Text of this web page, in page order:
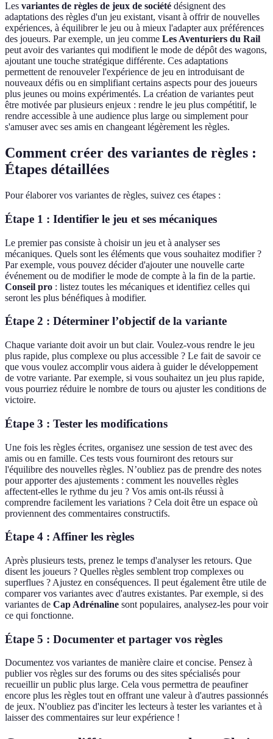
Les variantes de règles de jeux de société désignent des
adaptations des règles d'un jeu existant, visant à offrir de nouvelles
expériences, à équilibrer le jeu ou à mieux l'adapter aux préférences
des joueurs. Par exemple, un jeu comme Les Aventuriers du Rail
peut avoir des variantes qui modifient le mode de dépôt des wagons,
ajoutant une touche stratégique différente. Ces adaptations
permettent de renouveler l'expérience de jeu en introduisant de
nouveaux défis ou en simplifiant certains aspects pour des joueurs
plus jeunes ou moins expérimentés. La création de variantes peut
être motivée par plusieurs enjeux : rendre le jeu plus compétitif, le
rendre accessible à une audience plus large ou simplement pour
s'amuser avec ses amis en changeant légèrement les règles.
Comment créer des variantes de règles :
Étapes détaillées
Pour élaborer vos variantes de règles, suivez ces étapes :
Étape 1 : Identifier le jeu et ses mécaniques
Le premier pas consiste à choisir un jeu et à analyser ses
mécaniques. Quels sont les éléments que vous souhaitez modifier ?
Par exemple, vous pouvez décider d'ajouter une nouvelle carte
événement ou de modifier le mode de compte à la fin de la partie.
Conseil pro : listez toutes les mécaniques et identifiez celles qui
seront les plus bénéfiques à modifier.
Étape 2 : Déterminer l’objectif de la variante
Chaque variante doit avoir un but clair. Voulez-vous rendre le jeu
plus rapide, plus complexe ou plus accessible ? Le fait de savoir ce
que vous voulez accomplir vous aidera à guider le développement
de votre variante. Par exemple, si vous souhaitez un jeu plus rapide,
vous pourriez réduire le nombre de tours ou ajuster les conditions de
victoire.
Étape 3 : Tester les modifications
Une fois les règles écrites, organisez une session de test avec des
amis ou en famille. Ces tests vous fourniront des retours sur
l'équilibre des nouvelles règles. N’oubliez pas de prendre des notes
pour apporter des ajustements : comment les nouvelles règles
affectent-elles le rythme du jeu ? Vos amis ont-ils réussi à
comprendre facilement les variations ? Cela doit être un espace où
proviennent des commentaires constructifs.
Étape 4 : Affiner les règles
Après plusieurs tests, prenez le temps d'analyser les retours. Que
disent les joueurs ? Quelles règles semblent trop complexes ou
superflues ? Ajustez en conséquences. Il peut également être utile de
comparer vos variantes avec d'autres existantes. Par exemple, si des
variantes de Cap Adrénaline sont populaires, analysez-les pour voir
ce qui fonctionne.
Étape 5 : Documenter et partager vos règles
Documentez vos variantes de manière claire et concise. Pensez à
publier vos règles sur des forums ou des sites spécialisés pour
recueillir un public plus large. Cela vous permettra de peaufiner
encore plus les règles tout en offrant une valeur à d'autres passionnés
de jeux. N'oubliez pas d'inciter les lecteurs à tester les variantes et à
laisser des commentaires sur leur expérience !